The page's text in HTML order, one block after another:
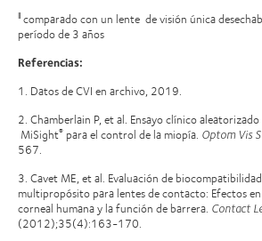
‖ comparado con un lente de visión única
período de 3 años
Referencias:
1. Datos de CVI en archivo, 2019.
2. Chamberlain P, et al. Ensayo clínico
MiSight® para el control de la miopía. Optom Vis
567.
3. Cavet ME, et al. Evaluación de
multipropósito para lentes de contacto: Efectos
corneal humana y la función de barrera. Contact
(2012);35(4):163-170.